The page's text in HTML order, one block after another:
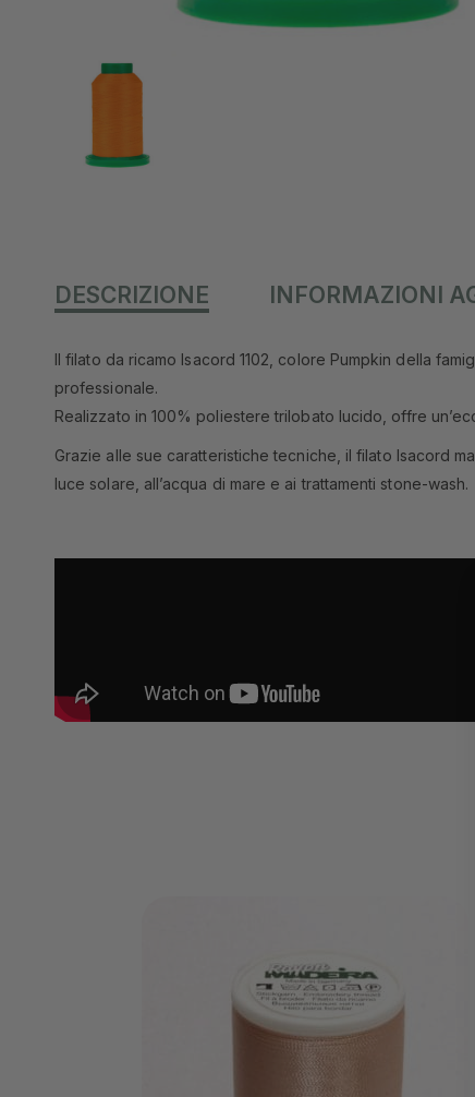
DESCRIZIONE INFORMAZIONI
Il filato da ricamo Isacord 1102, colore Pumpkin della
professionale.
Realizzato in 100% poliestere trilobato lucido, offre
Grazie alle sue caratteristiche tecniche, il filato Isacord
luce solare, all’acqua di mare e ai trattamenti stone-wash.